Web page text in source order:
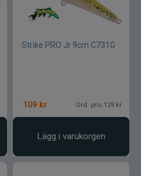
Strike PRO Jr 9cm C731G
109 kr Ord. pris 129 kr
Lägg i varukorgen